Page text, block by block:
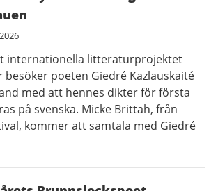
internationella litteraturprojektet
besöker poeten Giedré Kazlauskaité
med att hennes dikter för första
på svenska. Micke Brittah, från
kommer att samtala med Giedré